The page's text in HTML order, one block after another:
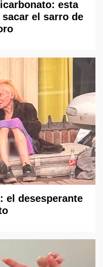
esta
el sarro de
el desesperante